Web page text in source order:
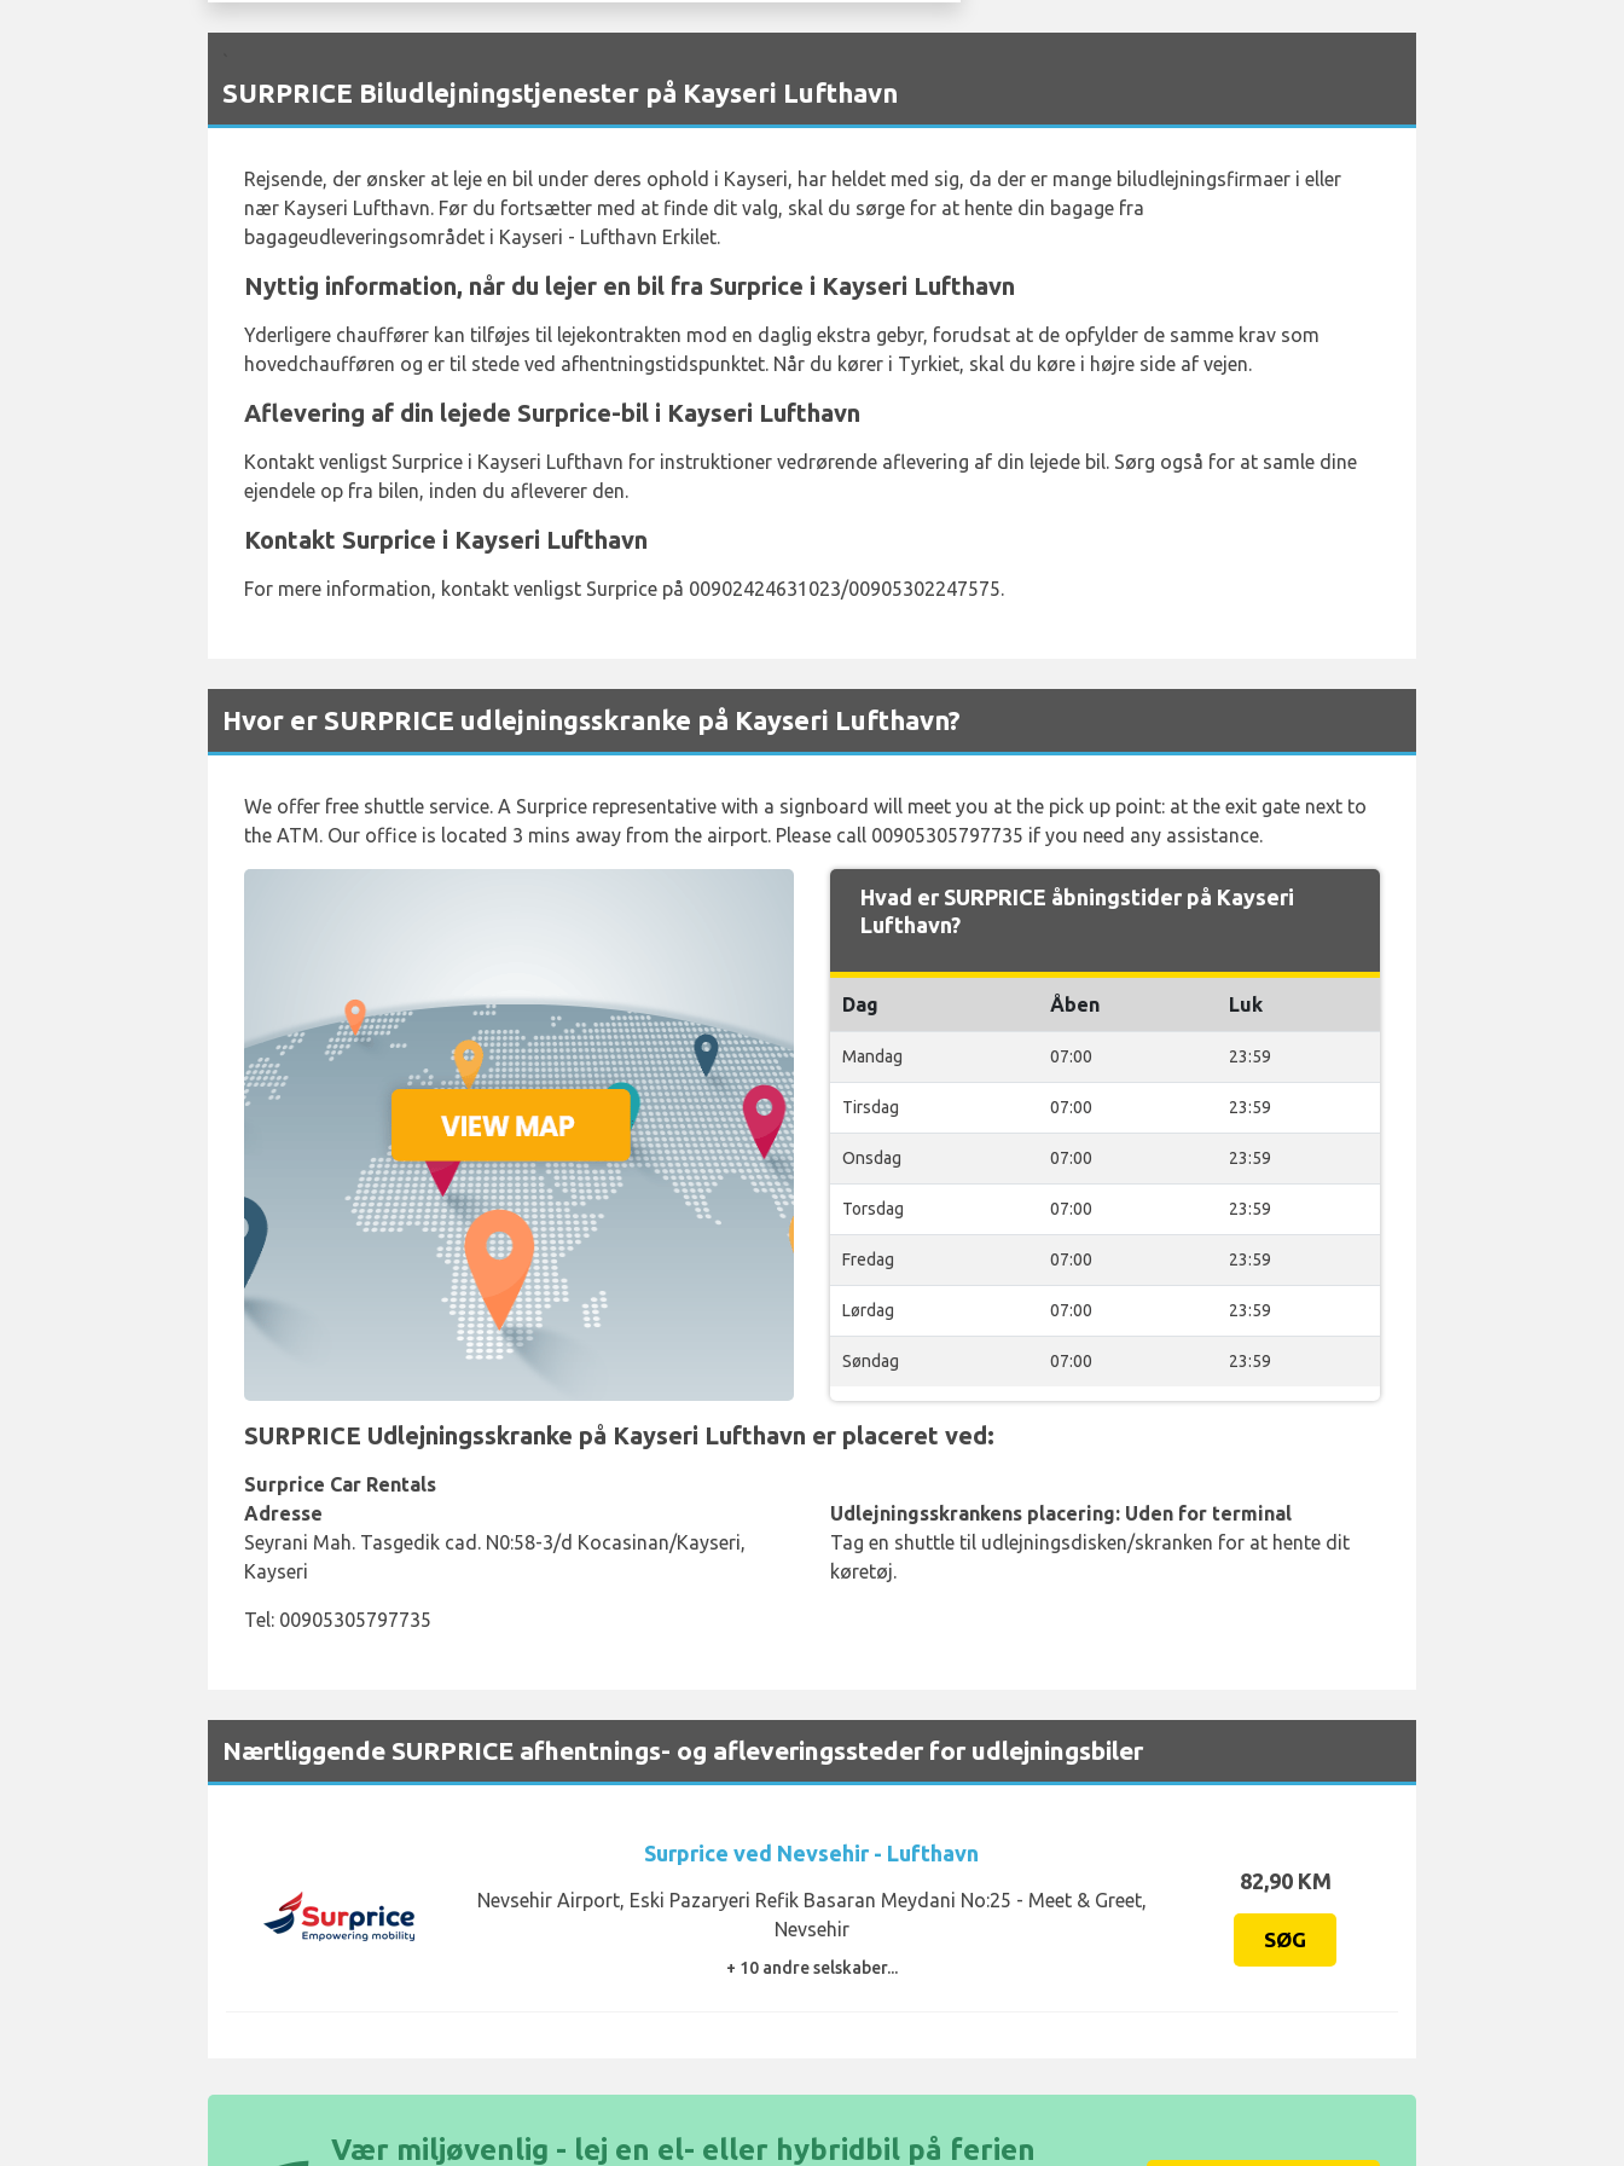
SURPRICE Biludlejningstjenester på Kayseri Lufthavn
Rejsende, der ønsker at leje en bil under deres ophold i Kayseri, har heldet med sig, da der er mange biludlejningsfirmaer i eller
nær Kayseri Lufthavn. Før du fortsætter med at finde dit valg, skal du sørge for at hente din bagage fra
bagageudleveringsområdet i Kayseri - Lufthavn Erkilet.
Nyttig information, når du lejer en bil fra Surprice i Kayseri Lufthavn
Yderligere chauffører kan tilføjes til lejekontrakten mod en daglig ekstra gebyr, forudsat at de opfylder de samme krav som
hovedchaufføren og er til stede ved afhentningstidspunktet. Når du kører i Tyrkiet, skal du køre i højre side af vejen.
Aflevering af din lejede Surprice-bil i Kayseri Lufthavn
Kontakt venligst Surprice i Kayseri Lufthavn for instruktioner vedrørende aflevering af din lejede bil. Sørg også for at samle dine
ejendele op fra bilen, inden du afleverer den.
Kontakt Surprice i Kayseri Lufthavn
For mere information, kontakt venligst Surprice på 00902424631023/00905302247575.
Hvor er SURPRICE udlejningsskranke på Kayseri Lufthavn?
We offer free shuttle service. A Surprice representative with a signboard will meet you at the pick up point: at the exit gate next to
the ATM. Our office is located 3 mins away from the airport. Please call 00905305797735 if you need any assistance.
Hvad er SURPRICE åbningstider på Kayseri
Lufthavn?
Dag Åben Luk
Mandag 07:00 23:59
Tirsdag 07:00 23:59
Onsdag 07:00 23:59
Torsdag 07:00 23:59
Fredag 07:00 23:59
Lørdag 07:00 23:59
Søndag 07:00 23:59
SURPRICE Udlejningsskranke på Kayseri Lufthavn er placeret ved:
Surprice Car Rentals
Adresse
Seyrani Mah. Tasgedik cad. N0:58-3/d Kocasinan/Kayseri,
Kayseri
Tel: 00905305797735
Udlejningsskrankens placering: Uden for terminal
Tag en shuttle til udlejningsdisken/skranken for at hente dit
køretøj.
Nærtliggende SURPRICE afhentnings- og afleveringssteder for udlejningsbiler
Surprice ved Nevsehir - Lufthavn
Nevsehir Airport, Eski Pazaryeri Refik Basaran Meydani No:25 - Meet & Greet,
Nevsehir
+ 10 andre selskaber...
82,90 KM
SØG
Vær miljøvenlig - lej en el- eller hybridbil på ferien